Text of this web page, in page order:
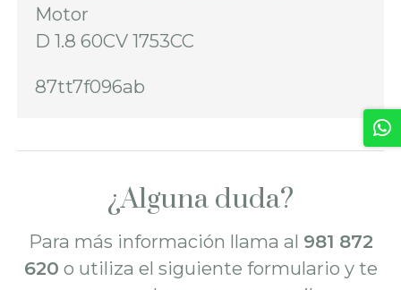
Motor
D 1.8 60CV 1753CC
87tt7f096ab
¿Alguna duda?
Para más información llama al 981 872
620 o utiliza el siguiente formulario y te